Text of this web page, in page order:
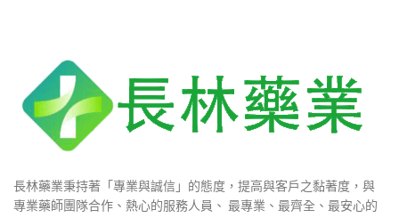
長林藥業秉持著「專業與誠信」的態度，提高與客戶之黏著度，與
專業藥師團隊合作、熱心的服務人員、 最專業、最齊全、最安心的